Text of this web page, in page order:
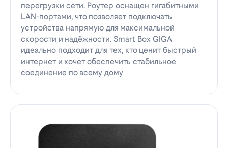
перегрузки сети. Роутер оснащен гигабитными
LAN-портами, что позволяет подключать
устройства напрямую для максимальной
скорости и надёжности. Smart Box GIGA
идеально подходит для тех, кто ценит быстрый
интернет и хочет обеспечить стабильное
соединение по всему дому